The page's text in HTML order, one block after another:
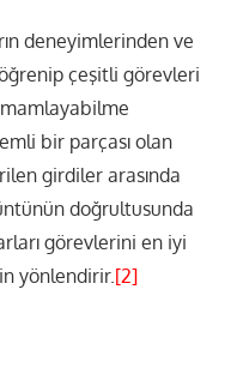
deneyimlerinden ve
çeşitli görevleri
bir parçası olan
girdiler arasında
doğrultusunda
görevlerini en iyi
yönlendirir.[2]